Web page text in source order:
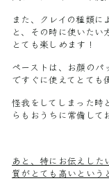
また、クレイの種類に
と、その時に使いた
とても楽しめます！
ペーストは、お顔の
ですぐに使えてとても
怪我をしてしまった時
らもおうちに常備して
あと、特にお伝えした
質がとても高いという